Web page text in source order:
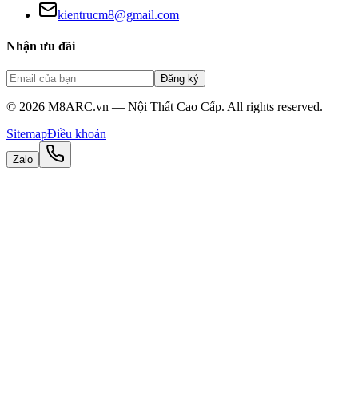
kientrucm8@gmail.com
Nhận ưu đãi
Đăng ký
© 2026 M8ARC.vn — Nội Thất Cao Cấp. All rights reserved.
SitemapĐiều khoản
Zalo